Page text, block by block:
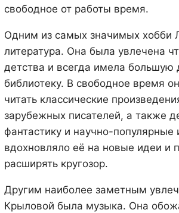
свободное от работы время.
Одним из самых значимых
литература. Она была увлечена
детства и всегда имела
библиотеку. В свободное время
читать классические
зарубежных писателей, а также
фантастику и научно-популярные
вдохновляло её на новые идеи и
расширять кругозор.
Другим наиболее заметным
Крыловой была музыка. Она